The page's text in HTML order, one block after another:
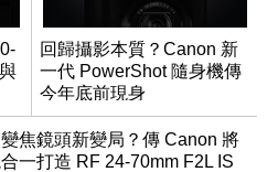
回歸攝影本質？Canon 新
一代 PowerShot 隨身機傳
今年底前現身
焦鏡頭新變局？傳 Canon 將
一打造 RF 24-70mm F2L IS